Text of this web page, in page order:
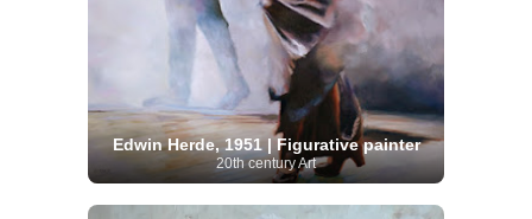
Edwin Herde, 1951 | Figurative painter
20th century Art